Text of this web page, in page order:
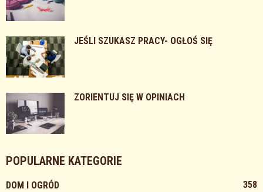
JEŚLI SZUKASZ PRACY- OGŁOŚ SIĘ
ZORIENTUJ SIĘ W OPINIACH
POPULARNE KATEGORIE
DOM I OGRÓD
358